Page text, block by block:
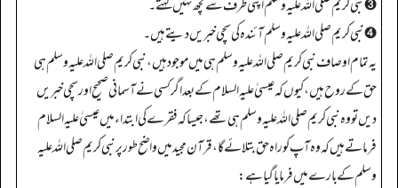
➌ نبی کریم صلی اللہ علیہ وسلم اپنی طرف سے کچھ نہیں کہتے۔
➍ نبی کریم صلی اللہ علیہ وسلم آئندہ کی سچی خبریں دیتے ہیں۔
یہ تمام اوصاف نبی کریم صلی اللہ علیہ وسلم ہی میں موجود ہیں، نبی کریم صلی اللہ علیہ وسلم ہی
حق کے روح ہیں، کیوں کہ عیسیٰ علیہ السلام کے بعد اگر کسی نے آسمانی صحیح اور سچی خبریں
دیں تو وہ نبی کریم صلی اللہ علیہ وسلم ہی تھے، جیسا کہ فقرے کی ابتداء میں عیسیٰ علیہ السلام
فرماتے ہیں کہ وہ آپ کو راہ حق بتلائے گا، قرآن مجید میں واضح طور پر نبی کریم صلی اللہ علیہ
وسلم کے بارے میں فرمایا گیا ہے: